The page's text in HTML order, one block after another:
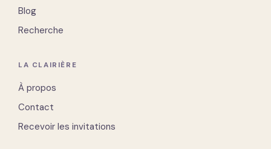
Blog
Recherche
LA CLAIRIÈRE
À propos
Contact
Recevoir les invitations